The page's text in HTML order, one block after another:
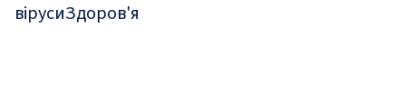
вірусиЗдоров'я